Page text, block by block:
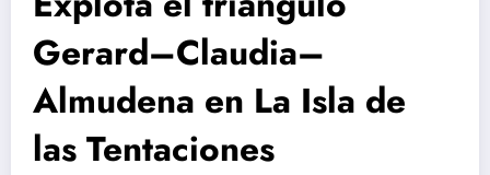
Gerard–Claudia–
Almudena en La Isla de
las Tentaciones